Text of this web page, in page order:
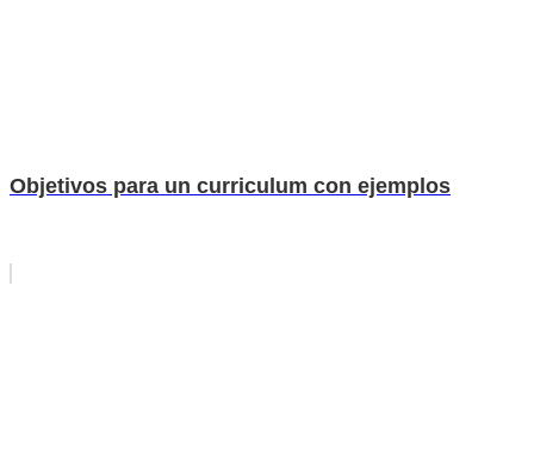
Objetivos para un curriculum con ejemplos